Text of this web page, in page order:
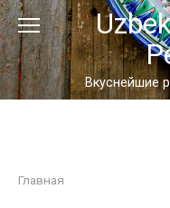
Перейти
к
контенту
Вкуснейшие
Главная